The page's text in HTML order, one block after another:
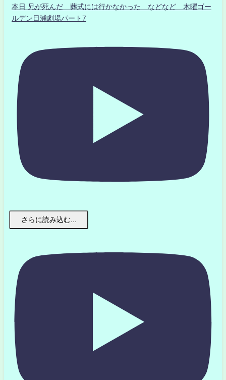
本日 兄が死んだ 葬式には行かなかった などなど 木曜ゴー
ルデン日浦劇場パート7
さらに読み込む...